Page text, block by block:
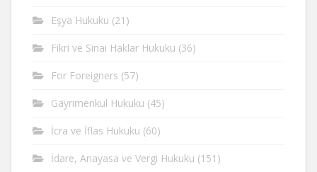
Eşya Hukuku (21)
Fikri ve Sinai Haklar Hukuku (36)
For Foreigners (57)
Gayrimenkul Hukuku (45)
İcra ve İflas Hukuku (60)
İdare, Anayasa ve Vergi Hukuku (151)